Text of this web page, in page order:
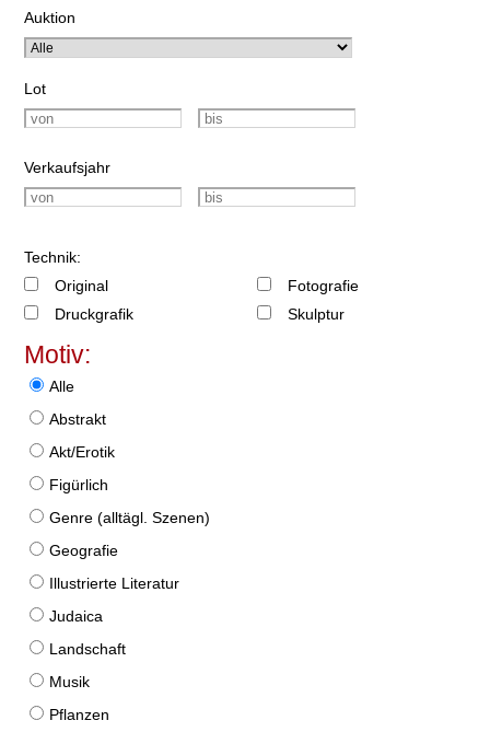
Auktion
Lot
Verkaufsjahr
Technik:
Original
Druckgrafik
Fotografie
Skulptur
Motiv:
Alle
Abstrakt
Akt/Erotik
Figürlich
Genre (alltägl. Szenen)
Geografie
Illustrierte Literatur
Judaica
Landschaft
Musik
Pflanzen